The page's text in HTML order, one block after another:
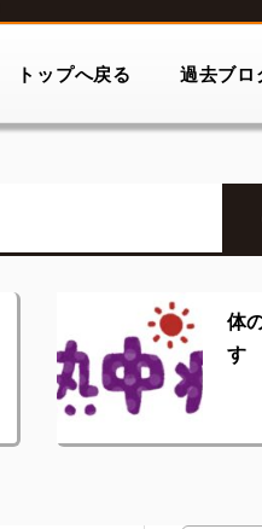
トップへ戻る 過去ブロ
体
す